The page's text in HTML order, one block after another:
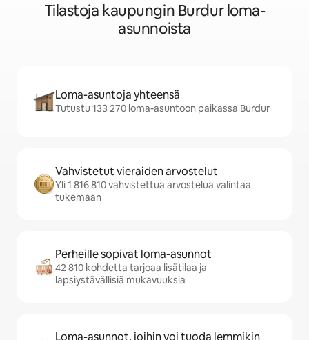
Tilastoja kaupungin Burdur loma-
asunnoista
Loma-asuntoja yhteensä
Tutustu 133 270 loma-asuntoon paikassa Burdur
Vahvistetut vieraiden arvostelut
Yli 1 816 810 vahvistettua arvostelua valintaa
tukemaan
Perheille sopivat loma-asunnot
42 810 kohdetta tarjoaa lisätilaa ja
lapsiystävällisiä mukavuuksia
Loma-asunnot, joihin voi tuoda lemmikin